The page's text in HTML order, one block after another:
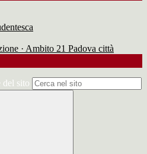
· Ambito 21 Padova città
del sito